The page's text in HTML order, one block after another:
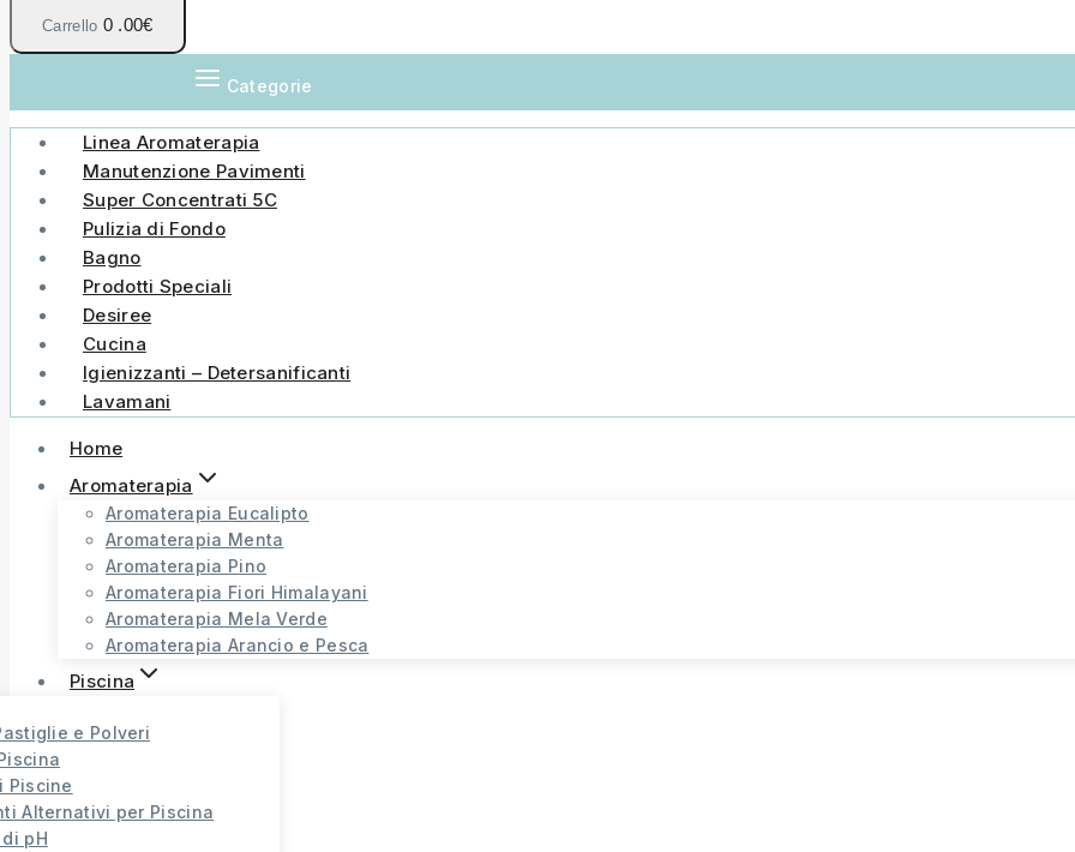
Carrello 0 .00€
Categorie
Linea Aromaterapia
Manutenzione Pavimenti
Super Concentrati 5C
Pulizia di Fondo
Bagno
Prodotti Speciali
Desiree
Cucina
Igienizzanti – Detersanificanti
Lavamani
Home
Aromaterapia
Aromaterapia Eucalipto
Aromaterapia Menta
Aromaterapia Pino
Aromaterapia Fiori Himalayani
Aromaterapia Mela Verde
Aromaterapia Arancio e Pesca
Piscina
e Polveri
Piscine
Alternativi per Piscina
pH